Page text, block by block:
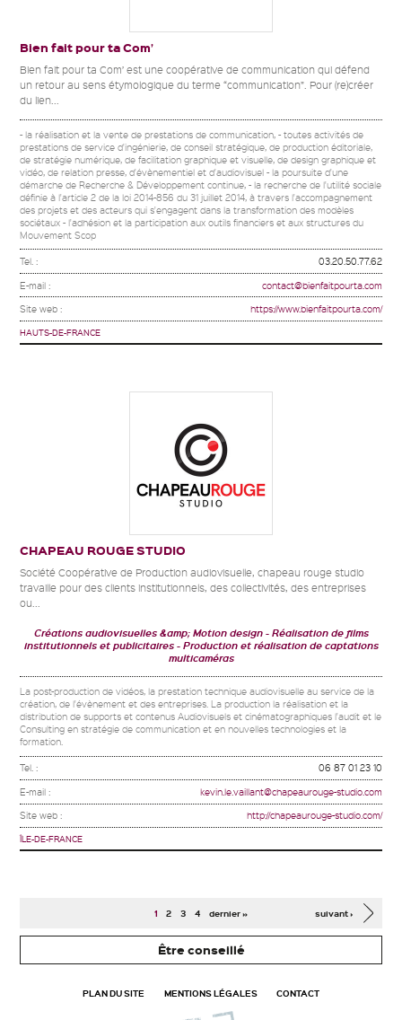
Bien fait pour ta Com’
Bien fait pour ta Com’ est une coopérative de communication qui défend
un retour au sens étymologique du terme “communication”. Pour (re)créer
du lien...
- la réalisation et la vente de prestations de communication, - toutes activités de
prestations de service d'ingénierie, de conseil stratégique, de production éditoriale,
de stratégie numérique, de facilitation graphique et visuelle, de design graphique et
vidéo, de relation presse, d'évènementiel et d'audiovisuel - la poursuite d'une
démarche de Recherche & Développement continue, - la recherche de l'utilité sociale
définie à l'article 2 de la loi 2014-856 du 31 juillet 2014, à travers l'accompagnement
des projets et des acteurs qui s'engagent dans la transformation des modèles
sociétaux - l'adhésion et la participation aux outils financiers et aux structures du
Mouvement Scop
Tel. : 03.20.50.77.62
E-mail : contact@bienfaitpourta.com
Site web : https://www.bienfaitpourta.com/
HAUTS-DE-FRANCE
CHAPEAU ROUGE STUDIO
Société Coopérative de Production audiovisuelle, chapeau rouge studio
travaille pour des clients institutionnels, des collectivités, des entreprises
ou...
Créations audiovisuelles &amp; Motion design
Réalisation de films
institutionnels et publicitaires
Production et réalisation de captations
multicaméras
La post-production de vidéos, la prestation technique audiovisuelle au service de la
création, de l'évènement et des entreprises. La production la réalisation et la
distribution de supports et contenus Audiovisuels et cinématographiques l'audit et le
Consulting en stratégie de communication et en nouvelles technologies et la
formation.
Tel. : 06 87 01 23 10
E-mail : kevin.le.vaillant@chapeaurouge-studio.com
Site web : http://chapeaurouge-studio.com/
ÎLE-DE-FRANCE
1 2 3 4 suivant ›
dernier »
Être conseillé
PLAN DU SITE MENTIONS LÉGALES CONTACT